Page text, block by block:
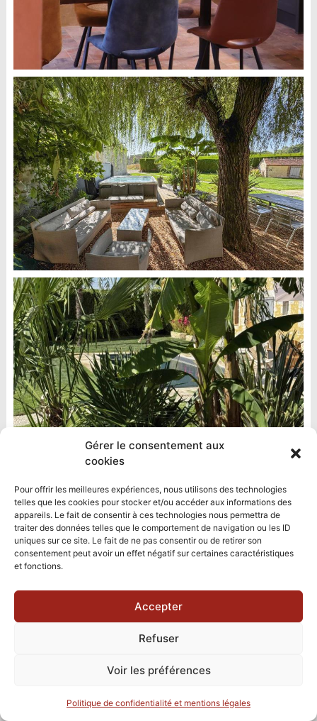
Gérer le consentement aux
cookies
Pour offrir les meilleures expériences, nous utilisons des technologies
telles que les cookies pour stocker et/ou accéder aux informations des
appareils. Le fait de consentir à ces technologies nous permettra de
traiter des données telles que le comportement de navigation ou les ID
uniques sur ce site. Le fait de ne pas consentir ou de retirer son
consentement peut avoir un effet négatif sur certaines caractéristiques
et fonctions.
Accepter
Refuser
Voir les préférences
Politique de confidentialité et mentions légales